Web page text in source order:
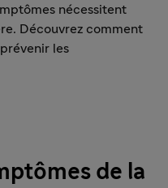
nécessitent
Découvrez comment
les
de la